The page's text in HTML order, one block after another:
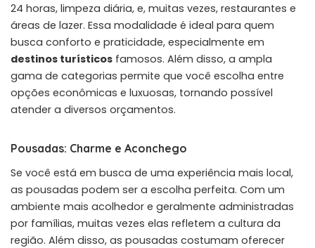
24 horas, limpeza diária, e, muitas vezes, restaurantes e
áreas de lazer. Essa modalidade é ideal para quem
busca conforto e praticidade, especialmente em
destinos turísticos famosos. Além disso, a ampla
gama de categorias permite que você escolha entre
opções econômicas e luxuosas, tornando possível
atender a diversos orçamentos.
Pousadas: Charme e Aconchego
Se você está em busca de uma experiência mais local,
as pousadas podem ser a escolha perfeita. Com um
ambiente mais acolhedor e geralmente administradas
por famílias, muitas vezes elas refletem a cultura da
região. Além disso, as pousadas costumam oferecer